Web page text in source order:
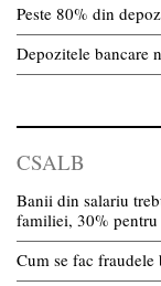
Peste 80% din
Depozitele bancare
CSALB
Banii din salariu
familiei, 30%
Cum se fac